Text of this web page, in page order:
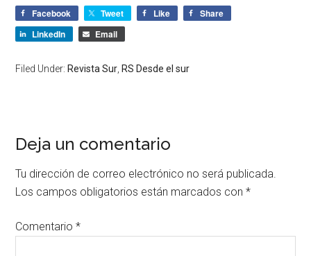
Facebook Tweet Like
Share
LinkedIn
Email
Filed Under: Revista Sur RS Desde el sur
Deja un comentario
Tu dirección de correo electrónico no será publicada.
Los campos obligatorios están marcados con*
Comentario*